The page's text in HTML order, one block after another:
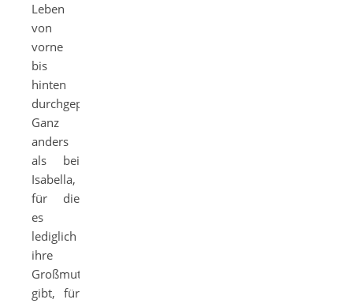
Leben
von
vorne
bis
hinten
durchgeplant.
Ganz
anders
als bei
Isabella,
für die
es
lediglich
ihre
Großmutter
gibt, für